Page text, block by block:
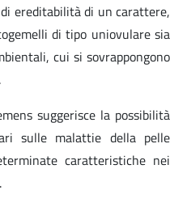
ereditabilità di un carattere,
di tipo uniovulare sia
cui si sovrappongono
suggerisce la possibilità
sulle malattie della pelle
caratteristiche nei